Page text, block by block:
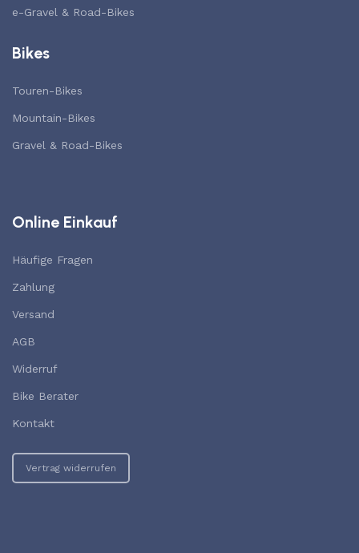
e-Gravel & Road-Bikes
Bikes
Touren-Bikes
Mountain-Bikes
Gravel & Road-Bikes
Online Einkauf
Häufige Fragen
Zahlung
Versand
AGB
Widerruf
Bike Berater
Kontakt
Vertrag widerrufen